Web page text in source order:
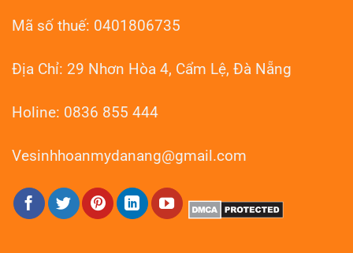
Mã số thuế: 0401806735
Địa Chỉ: 29 Nhơn Hòa 4, Cẩm Lệ, Đà Nẵng
Holine: 0836 855 444
Vesinhhoanmydanang@gmail.com